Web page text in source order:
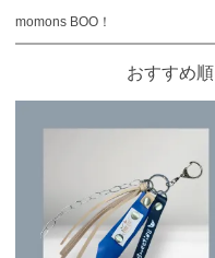
momons BOO！
おすすめ順